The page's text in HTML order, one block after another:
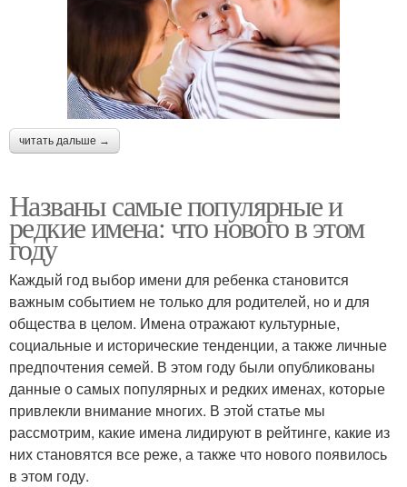
читать дальше →
Названы самые популярные и
редкие имена: что нового в этом
году
Каждый год выбор имени для ребенка становится
важным событием не только для родителей, но и для
общества в целом. Имена отражают культурные,
социальные и исторические тенденции, а также личные
предпочтения семей. В этом году были опубликованы
данные о самых популярных и редких именах, которые
привлекли внимание многих. В этой статье мы
рассмотрим, какие имена лидируют в рейтинге, какие из
них становятся все реже, а также что нового появилось
в этом году.